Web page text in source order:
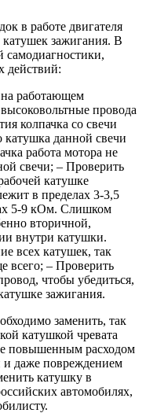
в работе двигателя
катушек зажигания. В
самодиагностики,
действий:
работающем
провода
колпачка со свечи
катушка данной свечи
работа мотора не
свечи; – Проверить
катушке
в пределах 3-3,5
5-9 кОм. Слишком
вторичной,
внутри катушки.
всех катушек, так
всего; – Проверить
чтобы убедиться,
зажигания.
заменить, так
катушкой чревата
повышенным расходом
даже повреждением
катушку в
автомобилях,